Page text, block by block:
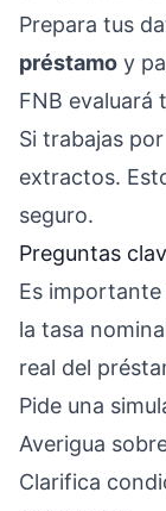
Prepara tus
préstamo y
FNB evaluará
Si trabajas
extractos.
seguro.
Preguntas
Es importante
la tasa
real del
Pide una
Averigua
Clarifica